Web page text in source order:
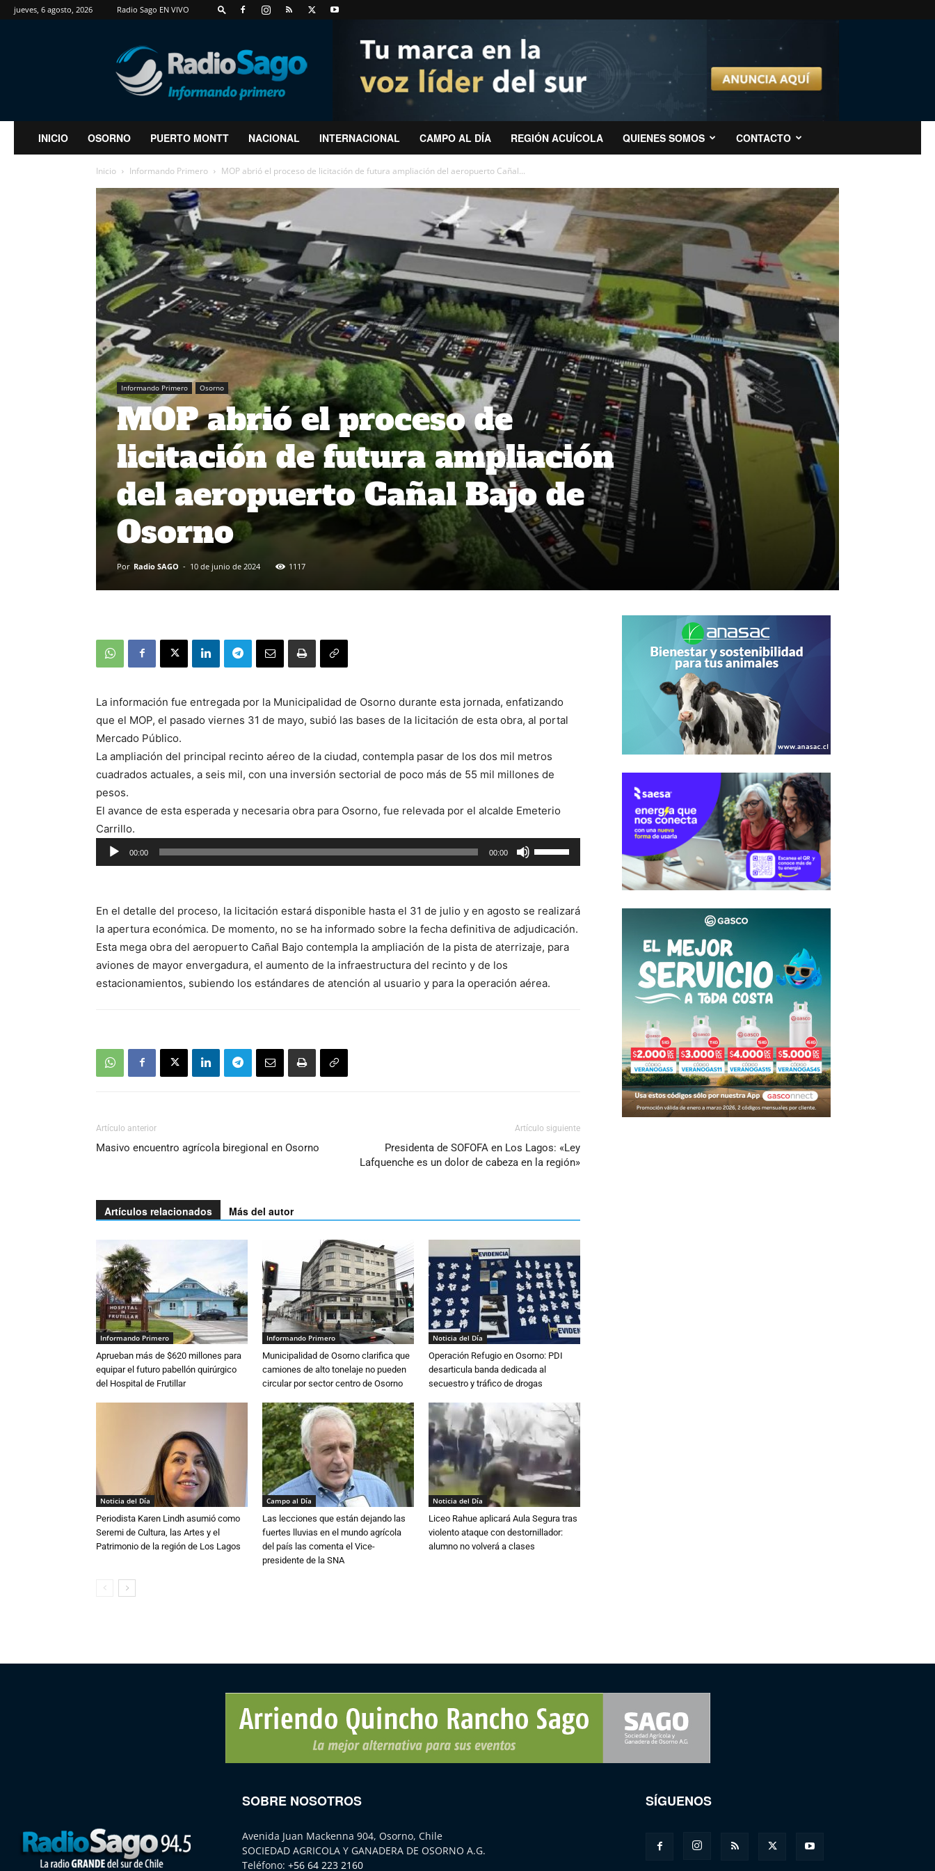
jueves, 6 agosto, 2026 Radio Sago EN VIVO
RadioSago
INICIO OSORNO PUERTO MONTT NACIONAL INTERNACIONAL CAMPO AL DÍA REGIÓN ACUÍCOLA QUIENES SOMOS CONTACTO
Inicio Informando Primero MOP abrió el proceso de licitación de futura ampliación del aeropuerto Cañal...
Informando Primero Osorno
MOP abrió el proceso de
licitación de futura ampliación
del aeropuerto Cañal Bajo de
Osorno
Por Radio SAGO - 10 de junio de 2024 1117
La información fue entregada por la Municipalidad de Osorno durante esta jornada, enfatizando
que el MOP, el pasado viernes 31 de mayo, subió las bases de la licitación de esta obra, al portal
Mercado Público.
La ampliación del principal recinto aéreo de la ciudad, contempla pasar de los dos mil metros
cuadrados actuales, a seis mil, con una inversión sectorial de poco más de 55 mil millones de
pesos.
El avance de esta esperada y necesaria obra para Osorno, fue relevada por el alcalde Emeterio
Carrillo.
Reproductor
de
00:00 00:00
las
flecha
arriba/abajo
para
o
En el detalle del proceso, la licitación estará disponible hasta el 31 de julio y en agosto se realizará
la apertura económica. De momento, no se ha informado sobre la fecha definitiva de adjudicación.
Esta mega obra del aeropuerto Cañal Bajo contempla la ampliación de la pista de aterrizaje, para
aviones de mayor envergadura, el aumento de la infraestructura del recinto y de los
estacionamientos, subiendo los estándares de atención al usuario y para la operación aérea.
Artículo anterior
Masivo encuentro agrícola biregional en Osorno
Artículo siguiente
Presidenta de SOFOFA en Los Lagos: «Ley
Lafquenche es un dolor de cabeza en la región»
Artículos relacionados Más del autor
Informando Primero
Aprueban más de $620 millones para
equipar el futuro pabellón quirúrgico
del Hospital de Frutillar
Informando Primero
Municipalidad de Osorno clarifica que
camiones de alto tonelaje no pueden
circular por sector centro de Osorno
Noticia del Día
Operación Refugio en Osorno: PDI
desarticula banda dedicada al
secuestro y tráfico de drogas
Noticia del Día
Periodista Karen Lindh asumió como
Seremi de Cultura, las Artes y el
Patrimonio de la región de Los Lagos
Campo al Día
Las lecciones que están dejando las
fuertes lluvias en el mundo agrícola
del país las comenta el Vice-
presidente de la SNA
Noticia del Día
Liceo Rahue aplicará Aula Segura tras
violento ataque con destornillador:
alumno no volverá a clases
SOBRE NOSOTROS
Avenida Juan Mackenna 904, Osorno, Chile
SOCIEDAD AGRICOLA Y GANADERA DE OSORNO A.G.
Teléfono: +56 64 223 2160
SÍGUENOS